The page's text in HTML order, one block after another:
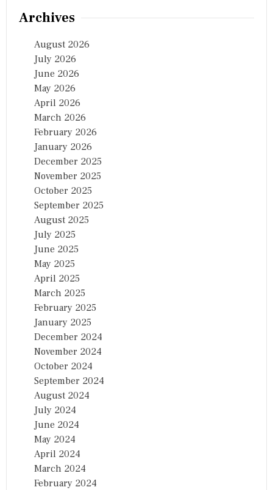
Archives
August 2026
July 2026
June 2026
May 2026
April 2026
March 2026
February 2026
January 2026
December 2025
November 2025
October 2025
September 2025
August 2025
July 2025
June 2025
May 2025
April 2025
March 2025
February 2025
January 2025
December 2024
November 2024
October 2024
September 2024
August 2024
July 2024
June 2024
May 2024
April 2024
March 2024
February 2024